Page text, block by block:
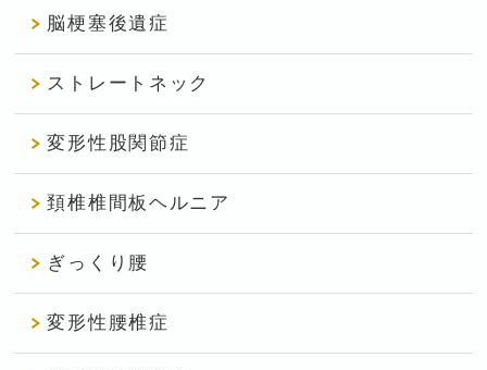
脳梗塞後遺症
ストレートネック
変形性股関節症
頚椎椎間板ヘルニア
ぎっくり腰
変形性腰椎症